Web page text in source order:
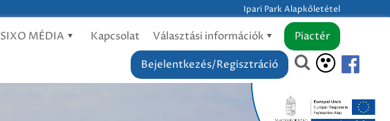
Ipari Park Alapkőletétel
SIXO MÉDIA Kapcsolat Választási információk
Piactér
Bejelentkezés/Regisztráció